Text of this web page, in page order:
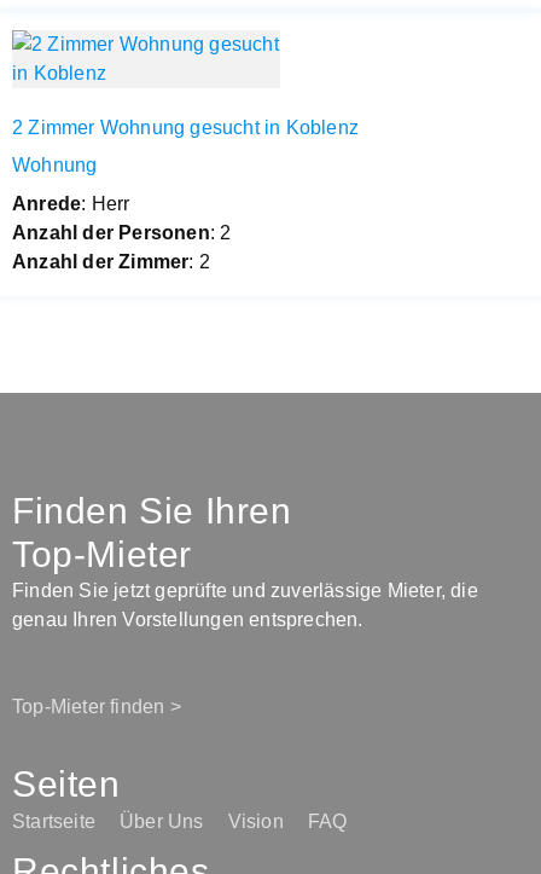
2 Zimmer Wohnung gesucht in Koblenz
Wohnung
Anrede: Herr
Anzahl der Personen: 2
Anzahl der Zimmer: 2
Finden Sie Ihren
Top-Mieter
Finden Sie jetzt geprüfte und zuverlässige Mieter, die
genau Ihren Vorstellungen entsprechen.
Top-Mieter finden >
Seiten
Startseite Über Uns Vision FAQ